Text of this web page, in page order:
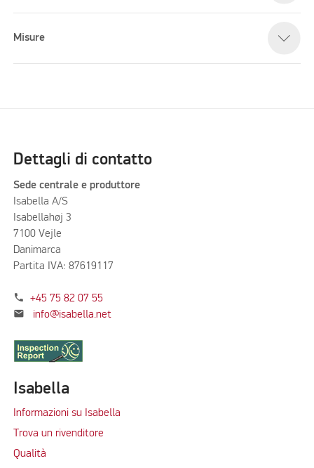
Misure
Dettagli di contatto
Sede centrale e produttore
Isabella A/S
Isabellahøj 3
7100 Vejle
Danimarca
Partita IVA: 87619117
phone +45 75 82 07 55
mail info@isabella.net
Isabella
Informazioni su Isabella
Trova un rivenditore
Qualità